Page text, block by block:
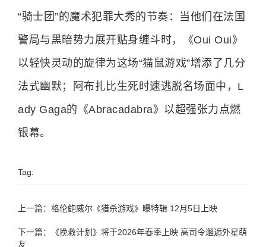
“骑士团”的魔术犯罪大秀的节奏：当他们在法国
警局与黑暗势力展开贴身缠斗时，《Oui Oui》
以轻快灵动的旋律为这场“猫鼠游戏”增添了几分
法式幽默；阿布扎比生死时速逃脱名场面中，L
ady Gaga的《Abracadabra》以超强张力点燃
银幕。
Tag:
上一篇： 格伦鲍威尔《猎杀游戏》曝特辑 12月5日上映
下一篇：
《挽救计划》将于2026年春季上映 高司令邂逅外星萌
友